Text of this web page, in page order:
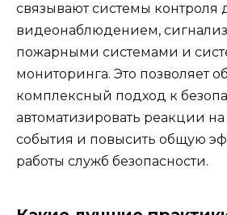
связывают системы контроля
видеонаблюдением,
пожарными системами и
мониторинга. Это позволяет
комплексный подход к
автоматизировать реакции
события и повысить общую
работы служб безопасности.